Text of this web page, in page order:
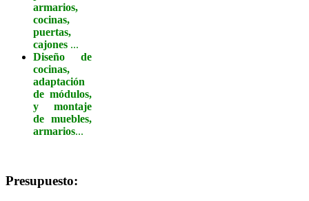
armarios,
cocinas,
puertas,
cajones ...
Diseño de
cocinas,
adaptación
de módulos,
y montaje
de muebles,
armarios...
Presupuesto: